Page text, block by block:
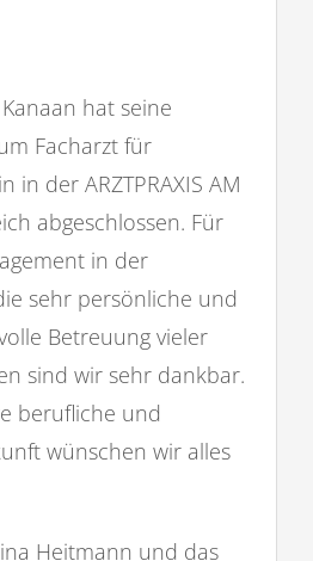
hat seine
Facharzt für
in der ARZTPRAXIS AM
abgeschlossen. Für
in der
sehr persönliche und
Betreuung vieler
sind wir sehr dankbar.
berufliche und
wünschen wir alles
Heitmann und das